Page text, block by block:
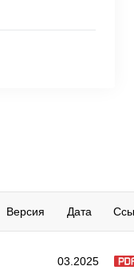
Версия Дата
03.2025